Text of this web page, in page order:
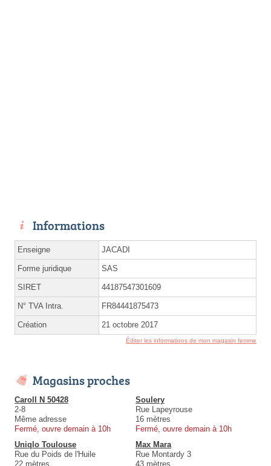
Informations
Enseigne JACADI
Forme juridique SAS
SIRET 44187547301609
N° TVA Intra. FR84441875473
Création 21 octobre 2017
Éditer les informations de mon magasin femme
Magasins proches
Caroll N 50428
2-8
Même adresse
Fermé, ouvre demain à 10h
Soulery
Rue Lapeyrouse
16 mètres
Fermé, ouvre demain à 10h
Uniqlo Toulouse
Rue du Poids de l'Huile
22 mètres
Max Mara
Rue Montardy 3
43 mètres